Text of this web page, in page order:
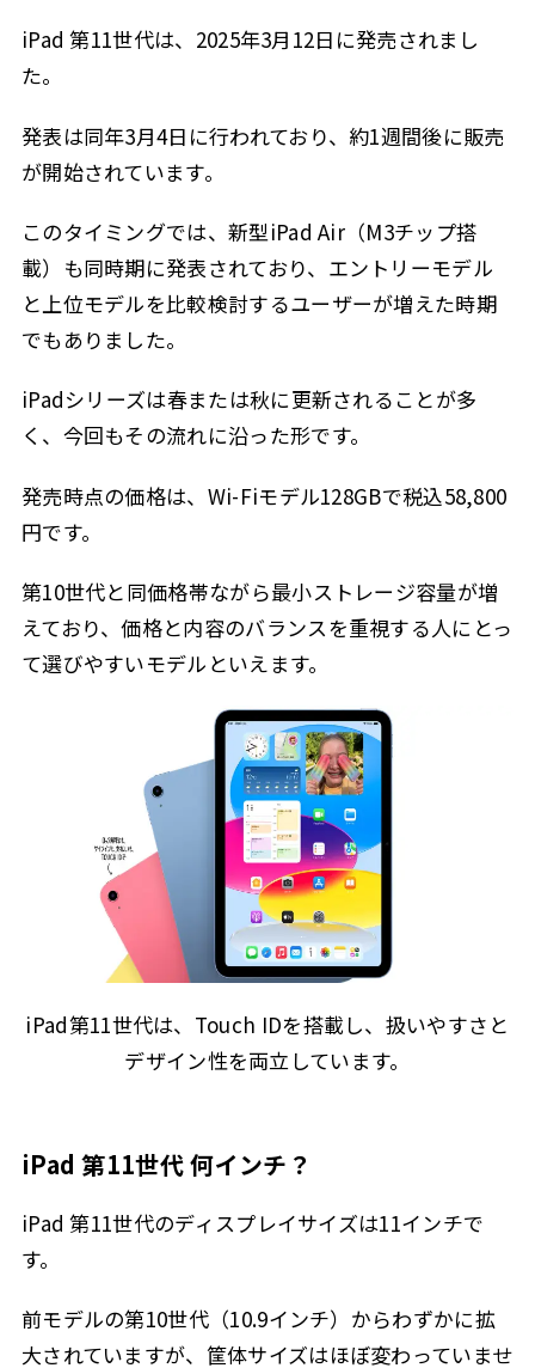
iPad 第11世代は、2025年3月12日に発売されまし
た。
発表は同年3月4日に行われており、約1週間後に販売
が開始されています。
このタイミングでは、新型iPad Air（M3チップ搭
載）も同時期に発表されており、エントリーモデル
と上位モデルを比較検討するユーザーが増えた時期
でもありました。
iPadシリーズは春または秋に更新されることが多
く、今回もその流れに沿った形です。
発売時点の価格は、Wi-Fiモデル128GBで税込58,800
円です。
第10世代と同価格帯ながら最小ストレージ容量が増
えており、価格と内容のバランスを重視する人にとっ
て選びやすいモデルといえます。
iPad第11世代は、Touch IDを搭載し、扱いやすさと
デザイン性を両立しています。
iPad 第11世代 何インチ？
iPad 第11世代のディスプレイサイズは11インチで
す。
前モデルの第10世代（10.9インチ）からわずかに拡
大されていますが、筐体サイズはほぼ変わっていませ